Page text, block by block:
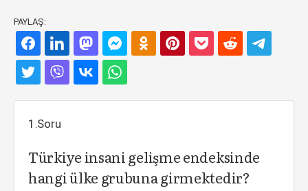
PAYLAŞ:
1.Soru
Türkiye insani gelişme endeksinde
hangi ülke grubuna girmektedir?